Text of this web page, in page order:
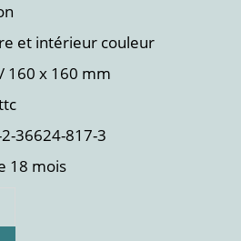
et intérieur couleur
160 x 160 mm
36624-817-3
18 mois